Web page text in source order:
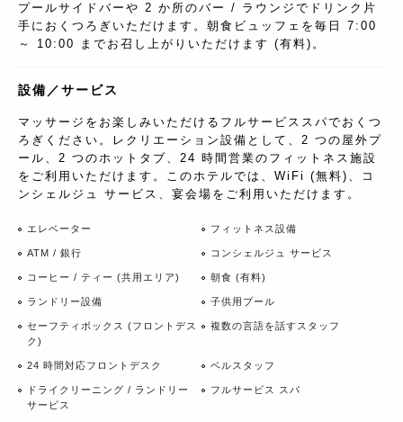
プールサイドバーや 2 か所のバー / ラウンジでドリンク片
手におくつろぎいただけます。朝食ビュッフェを毎日 7:00
～ 10:00 までお召し上がりいただけます (有料)。
設備／サービス
マッサージをお楽しみいただけるフルサービススパでおくつ
ろぎください。レクリエーション設備として、2 つの屋外プ
ール、2 つのホットタブ、24 時間営業のフィットネス施設
をご利用いただけます。このホテルでは、WiFi (無料)、コ
ンシェルジュ サービス、宴会場をご利用いただけます。
エレベーター フィットネス設備
ATM / 銀行 コンシェルジュ サービス
コーヒー / ティー (共用エリア) 朝食 (有料)
ランドリー設備 子供用プール
セーフティボックス (フロントデス
ク)
複数の言語を話すスタッフ
24 時間対応フロントデスク ベルスタッフ
ドライクリーニング / ランドリー
サービス
フルサービス スパ